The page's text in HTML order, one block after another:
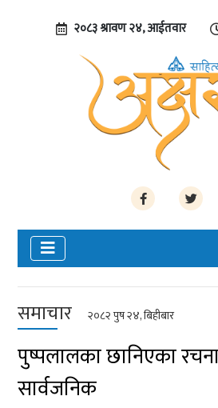
२०८३ श्रावण २४, आईतवार
समाचार २०८२ पुष २४, बिहीबार
पुष्पलालका छानिएका
सार्वजनिक